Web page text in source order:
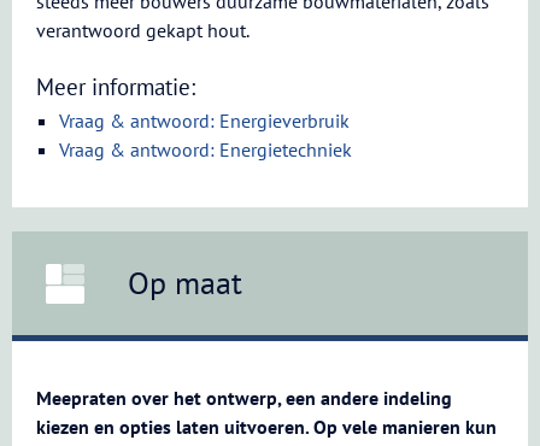
verantwoord gekapt hout.
Meer informatie:
Vraag & antwoord: Energieverbruik
Vraag & antwoord: Energietechniek
Op maat
Meepraten over het ontwerp, een andere indeling
kiezen en opties laten uitvoeren. Op vele manieren kun